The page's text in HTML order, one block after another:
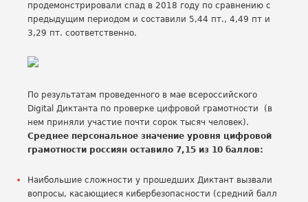
продемонстрировали спад в 2018 году по сравнению с
предыдущим периодом и составили 5,44 пт., 4,49 пт и
3,29 пт. соответственно.
По результатам проведенного в мае всероссийского
Digital Диктанта по проверке цифровой грамотности (в
нем приняли участие почти сорок тысяч человек).
Среднее персональное значение уровня цифровой
грамотности россиян оставило 7,15 из 10 баллов:
Наибольшие сложности у прошедших Диктант вызвали
вопросы, касающиеся кибербезопасности (средний балл